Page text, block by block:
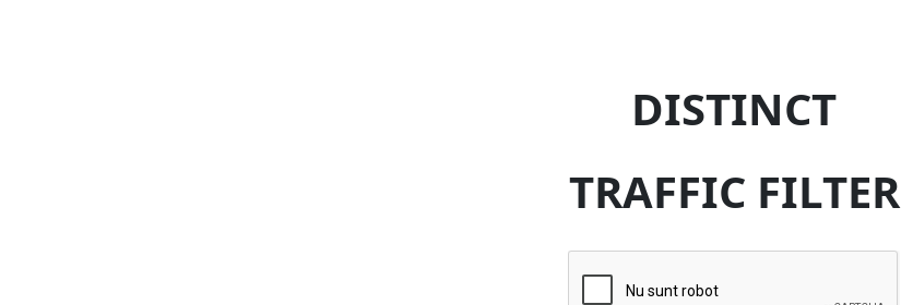
DISTINCT
TRAFFIC FILTER